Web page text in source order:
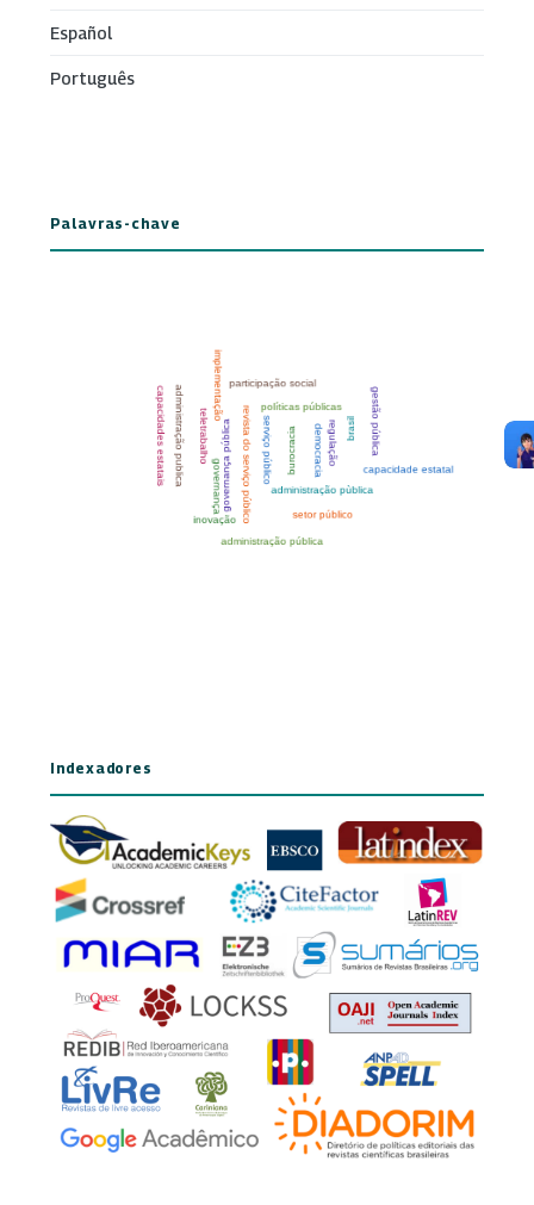
Español
Português
Palavras-chave
Indexadores